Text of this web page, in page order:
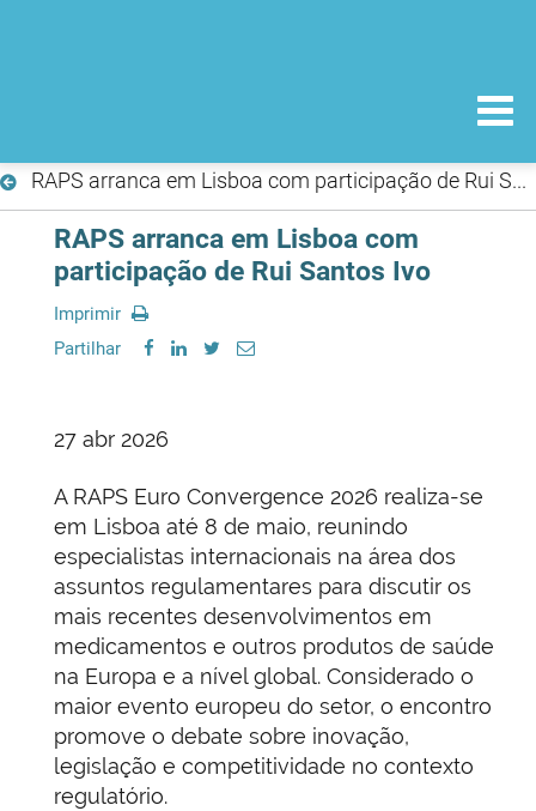
RAPS arranca em Lisboa com participação de Rui Santos Ivo
RAPS arranca em Lisboa com
participação de Rui Santos Ivo
Imprimir
Partilhar
27 abr 2026
A RAPS Euro Convergence 2026 realiza-se
em Lisboa até 8 de maio, reunindo
especialistas internacionais na área dos
assuntos regulamentares para discutir os
mais recentes desenvolvimentos em
medicamentos e outros produtos de saúde
na Europa e a nível global. Considerado o
maior evento europeu do setor, o encontro
promove o debate sobre inovação,
legislação e competitividade no contexto
regulatório.